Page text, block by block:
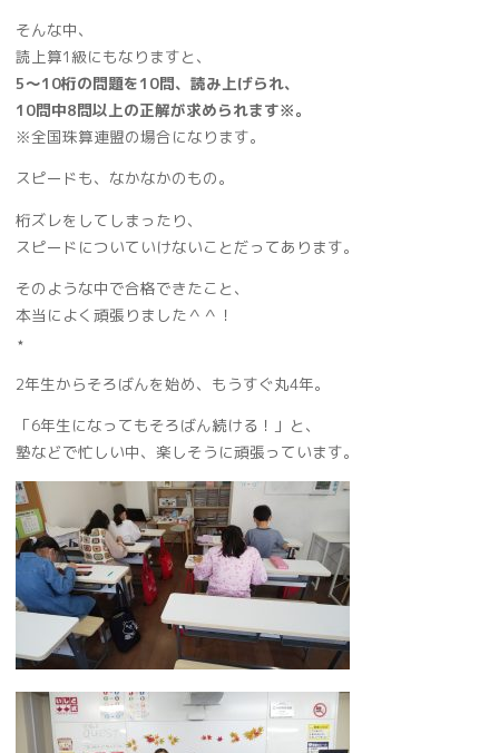
そんな中、
読上算1級にもなりますと、
5～10桁の問題を10問、読み上げられ、
10問中8問以上の正解が求められます※。
※全国珠算連盟の場合になります。
スピードも、なかなかのもの。
桁ズレをしてしまったり、
スピードについていけないことだってあります。
そのような中で合格できたこと、
本当によく頑張りました＾＾！
⋆
2年生からそろばんを始め、もうすぐ丸4年。
「6年生になってもそろばん続ける！」と、
塾などで忙しい中、楽しそうに頑張っています。